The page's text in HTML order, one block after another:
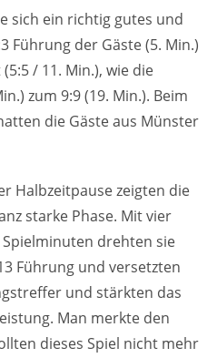
sich ein richtig gutes und
Führung der Gäste (5. Min.)
/ 11. Min.), wie die
zum 9:9 (19. Min.). Beim
die Gäste aus Münster
Halbzeitpause zeigten die
starke Phase. Mit vier
drehten sie
Führung und versetzten
und stärkten das
Man merkte den
dieses Spiel nicht mehr